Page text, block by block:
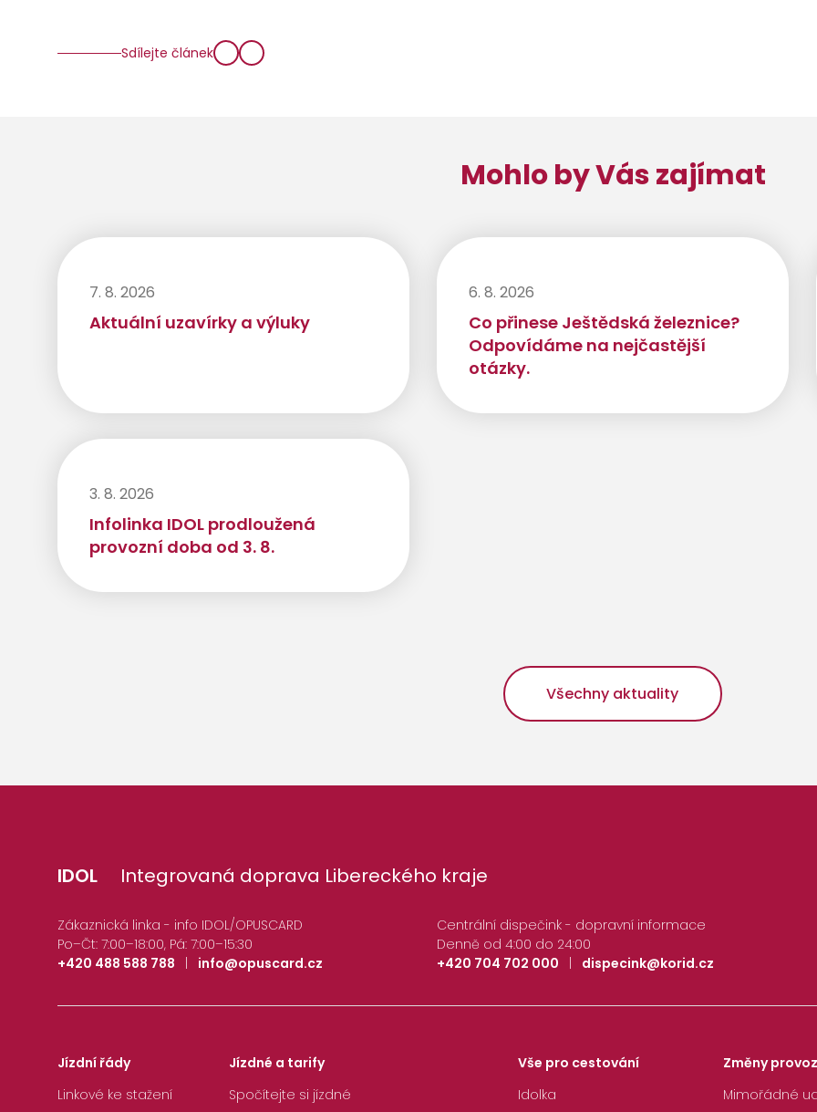
Sdílejte článek
Mohlo by Vás zajímat
7. 8. 2026
Aktuální uzavírky a výluky
6. 8. 2026
Co přinese Ještědská železnice?
Odpovídáme na nejčastější
otázky.
3. 8. 2026
Infolinka IDOL prodloužená
provozní doba od 3. 8.
Všechny aktuality
IDOL Integrovaná doprava Libereckého kraje
Zákaznická linka - info IDOL/OPUSCARD
Po–Čt: 7:00–18:00, Pá: 7:00–15:30
+420 488 588 788
| info@opuscard.cz
Centrální dispečink - dopravní informace
Denně od 4:00 do 24:00
+420 704 702 000
| dispecink@korid.cz
Jízdní řády
Linkové ke stažení
Jízdné a tarify
Spočítejte si jízdné
Vše pro cestování
Idolka
Změny
Mimořádné